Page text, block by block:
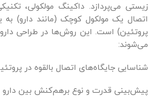
زیستی می‌پردازد. داکینگ مولکولی،
اتصال یک مولکول کوچک (مانند دارو)
پروتئین) است. این روش‌ها در طراحی دارو
می‌شوند:
شناسایی جایگاه‌های اتصال بالقوه در
پیش‌بینی قدرت و نوع برهم‌کنش بین